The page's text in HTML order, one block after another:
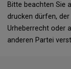
Bitte beachten Sie
drucken dürfen,
Urheberrecht oder
anderen Partei